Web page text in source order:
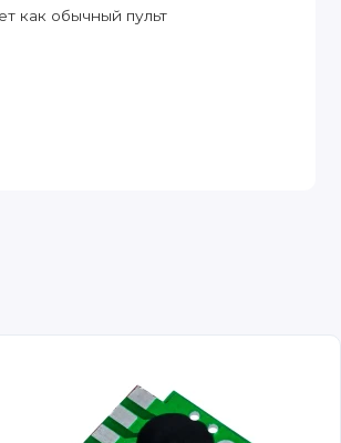
как обычный пульт